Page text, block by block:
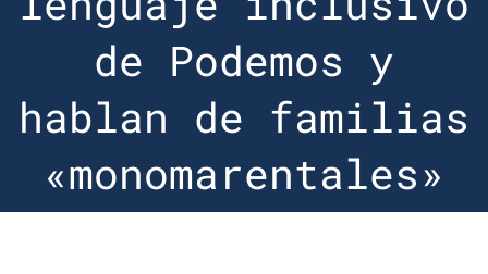
de Podemos y
hablan de familias
«monomarentales»